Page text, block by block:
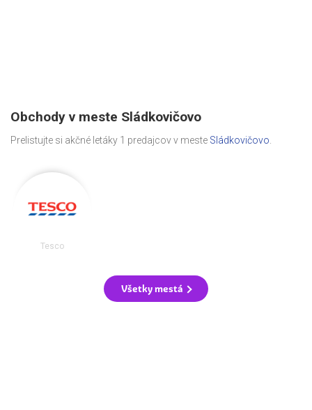
Obchody v meste Sládkovičovo
Prelistujte si akčné letáky 1 predajcov v meste Sládkovičovo
Tesco
Všetky mestá